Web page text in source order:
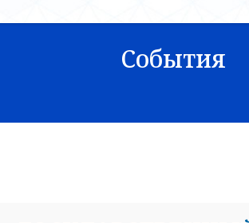
События